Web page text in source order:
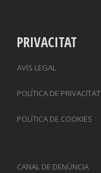
PRIVACITAT
AVÍS LEGAL
POLÍTICA DE PRIVACITAT
POLÍTICA DE COOKIES
CANAL DE DENÚNCIA